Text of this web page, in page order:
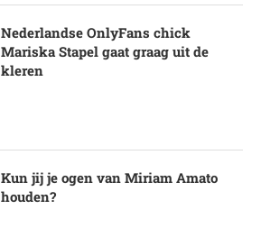
Nederlandse OnlyFans chick
Mariska Stapel gaat graag uit de
kleren
Kun jij je ogen van Miriam Amato
houden?